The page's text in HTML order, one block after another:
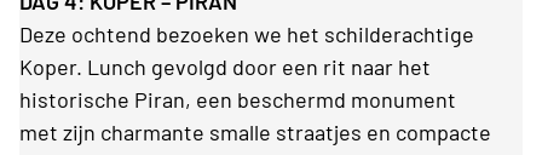
Deze ochtend bezoeken we het schilderachtige
Koper. Lunch gevolgd door een rit naar het
historische Piran, een beschermd monument
met zijn charmante smalle straatjes en compacte